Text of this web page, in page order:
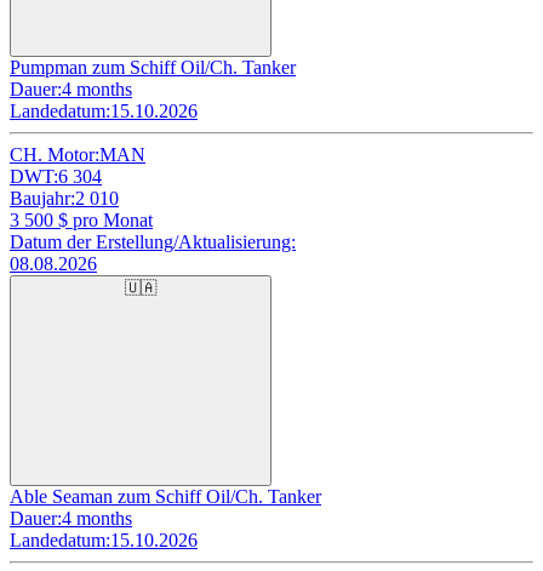
Pumpman zum Schiff Oil/Ch. Tanker
Dauer:4 months
Landedatum:15.10.2026
CH. Motor:MAN
DWT:6 304
Baujahr:2 010
3 500 $ pro Monat
Datum der Erstellung/Aktualisierung:
08.08.2026
🇺🇦
Able Seaman zum Schiff Oil/Ch. Tanker
Dauer:4 months
Landedatum:15.10.2026